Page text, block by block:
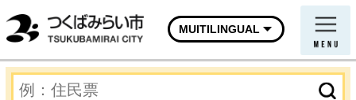
MUITILINGUAL